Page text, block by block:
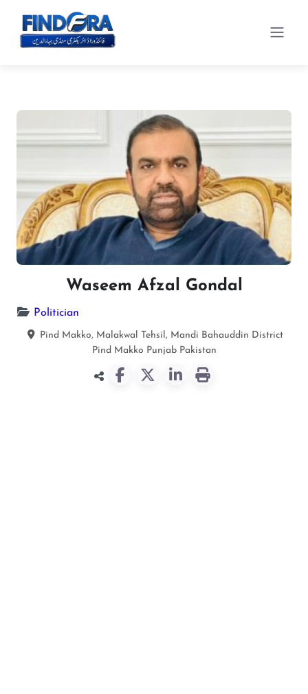
Waseem Afzal Gondal
Politician
Pind Makko, Malakwal Tehsil, Mandi Bahauddin District
Pind Makko Punjab Pakistan